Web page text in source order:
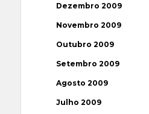
Dezembro 2009
Novembro 2009
Outubro 2009
Setembro 2009
Agosto 2009
Julho 2009